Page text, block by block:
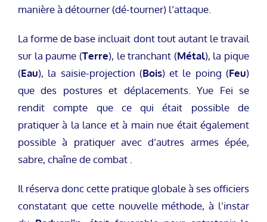
manière à détourner (dé-tourner) l’attaque.
La forme de base incluait dont tout autant le travail
sur la paume (Terre), le tranchant (Métal), la pique
(Eau), la saisie-projection (Bois) et le poing (Feu)
que des postures et déplacements. Yue Fei se
rendit compte que ce qui était possible de
pratiquer à la lance et à main nue était également
possible à pratiquer avec d’autres armes épée,
sabre, chaîne de combat .
Il réserva donc cette pratique globale à ses officiers
constatant que cette nouvelle méthode, à l’instar